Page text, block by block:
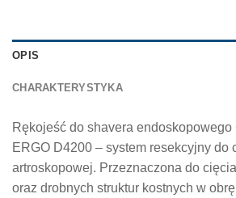
OPIS
CHARAKTERYSTYKA
Rękojeść do shavera
ERGO D4200 – system resekcyjny do
artroskopowej. Przeznaczona do
oraz drobnych struktur kostnych w